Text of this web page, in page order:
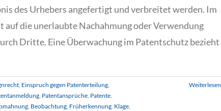
des Urhebers angefertigt und verbreitet werden. Im
auf die unerlaubte Nachahmung oder Verwendung
Dritte. Eine Überwachung im Patentschutz bezieht
, Einspruch gegen Patenterteilung,
, Patentansprüche, Patente,
, Beobachtung, Früherkennung, Klage,
Weiterlesen